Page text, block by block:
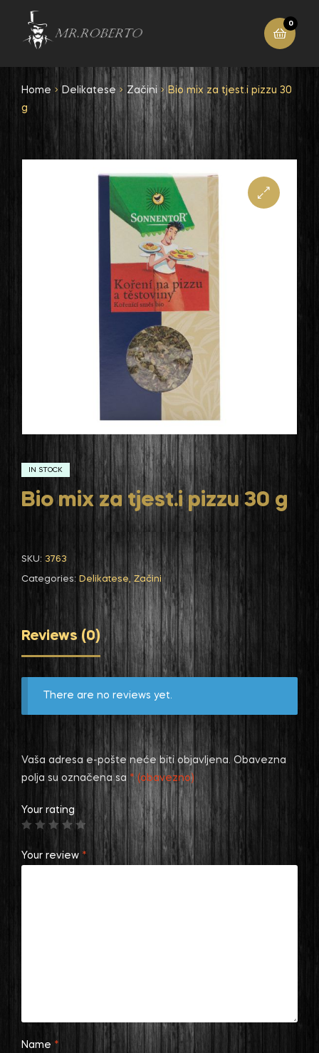
0
Home Delikatese Začini
Bio mix za tjest.i pizzu 30
g
IN STOCK
Bio mix za tjest.i pizzu 30 g
SKU: 3763
Categories: Delikatese, Začini
Reviews (0)
There are no reviews yet.
Vaša adresa e-pošte neće biti objavljena. Obavezna
polja su označena sa * (obavezno)
Your rating
Your review *
Name *